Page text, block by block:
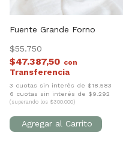
Fuente Grande Forno
$55.750
$47.387,50 con
3 cuotas sin interés de $18.583
6 cuotas sin interés de $9.292
(superando los $300.000)